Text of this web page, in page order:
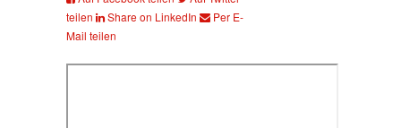
teilen
Share on LinkedIn
Per E-
Mail teilen